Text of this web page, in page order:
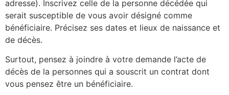
adresse). Inscrivez celle de la personne décédée qui
serait susceptible de vous avoir désigné comme
bénéficiaire. Précisez ses dates et lieux de naissance et
de décès.
Surtout, pensez à joindre à votre demande l’acte de
décès de la personnes qui a souscrit un contrat dont
vous pensez être un bénéficiaire.